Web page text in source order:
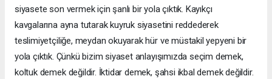
siyasete son vermek için şanlı bir yola çıktık. Kayıkçı
kavgalarına ayna tutarak kuyruk siyasetini reddederek
teslimiyetçiliğe, meydan okuyarak hür ve müstakil yepyeni bir
yola çıktık. Çünkü bizim siyaset anlayışımızda seçim demek,
koltuk demek değildir. İktidar demek, şahsi ikbal demek değildir.